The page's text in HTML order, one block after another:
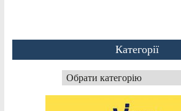
Категорії
Категорії